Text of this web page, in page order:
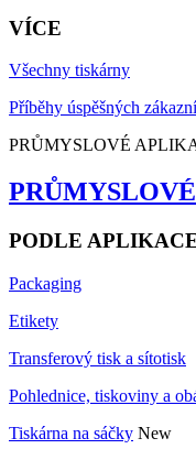
VÍCE
Všechny tiskárny
Příběhy úspěšných
PRŮMYSLOVÉ
PODLE
Packaging
Etikety
Transferový tisk a sítotisk
Pohlednice, tiskoviny a
Tiskárna na sáčky New